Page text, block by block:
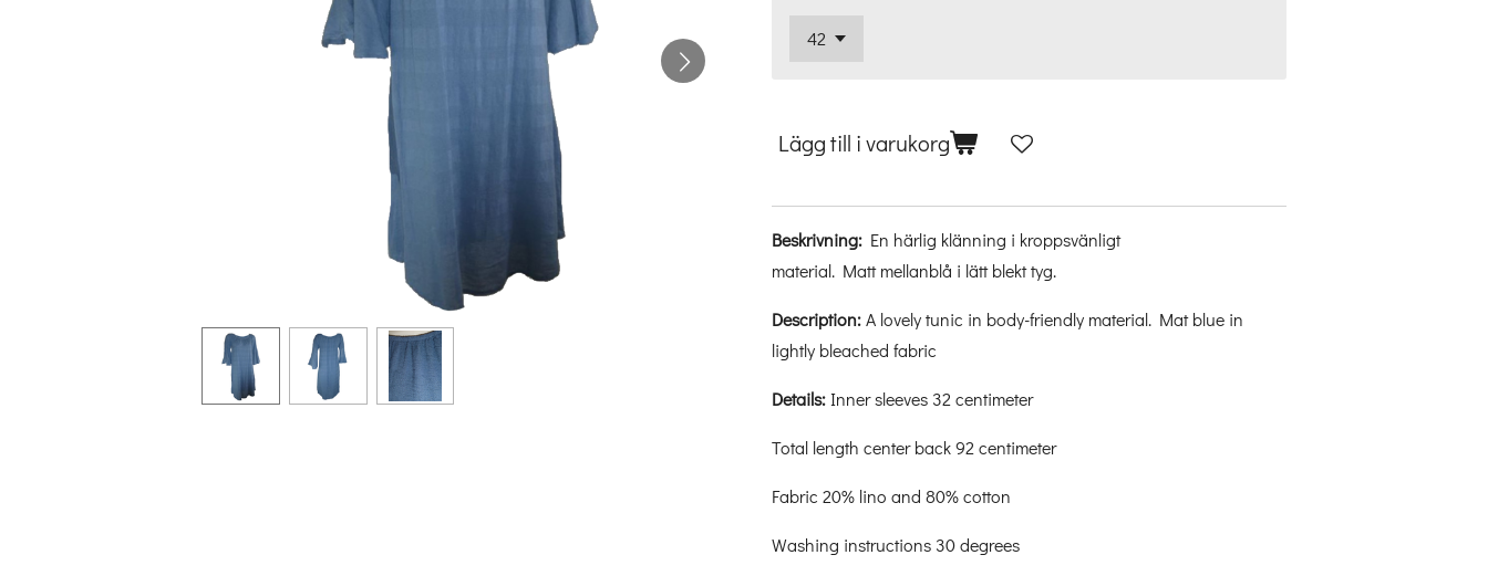
Lägg till i varukorg
Beskrivning: En härlig klänning i kroppsvänligt
material. Matt mellanblå i lätt blekt tyg.
Description:A lovely tunic in body-friendly material. Mat blue in
lightly bleached fabric
Details:Inner sleeves 32 centimeter
Total length center back 92 centimeter
Fabric 20% lino and 80% cotton
Washing instructions 30 degrees